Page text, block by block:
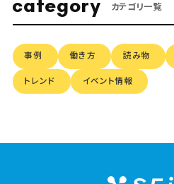
category カテゴリ一覧
事例 働き方 読み物
トレンド イベント情報